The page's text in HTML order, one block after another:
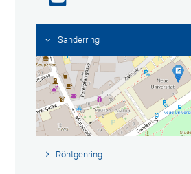
Sanderring
Röntgenring